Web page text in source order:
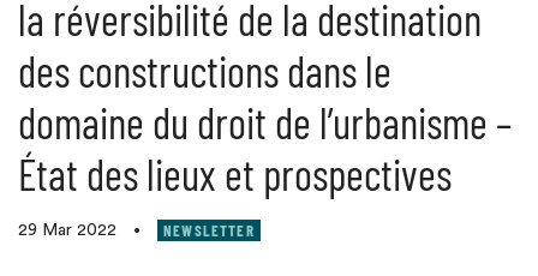
la réversibilité de la destination
des constructions dans le
domaine du droit de l’urbanisme –
État des lieux et prospectives
29 Mar 2022 • NEWSLETTER